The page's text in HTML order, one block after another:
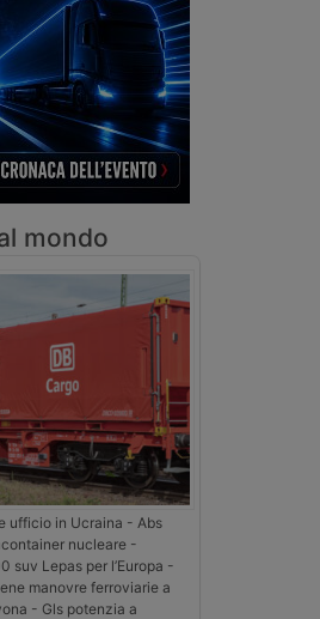
mondo
ufficio in Ucraina - Abs
nucleare -
suv Lepas per l’Europa -
manovre ferroviarie a
- Gls potenzia a